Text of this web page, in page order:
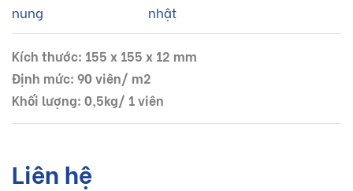
nung
nhật
Kích thước: 155 x 155 x 12 mm
Định mức: 90 viên/ m2
Khối lượng: 0,5kg/ 1 viên
Liên hệ